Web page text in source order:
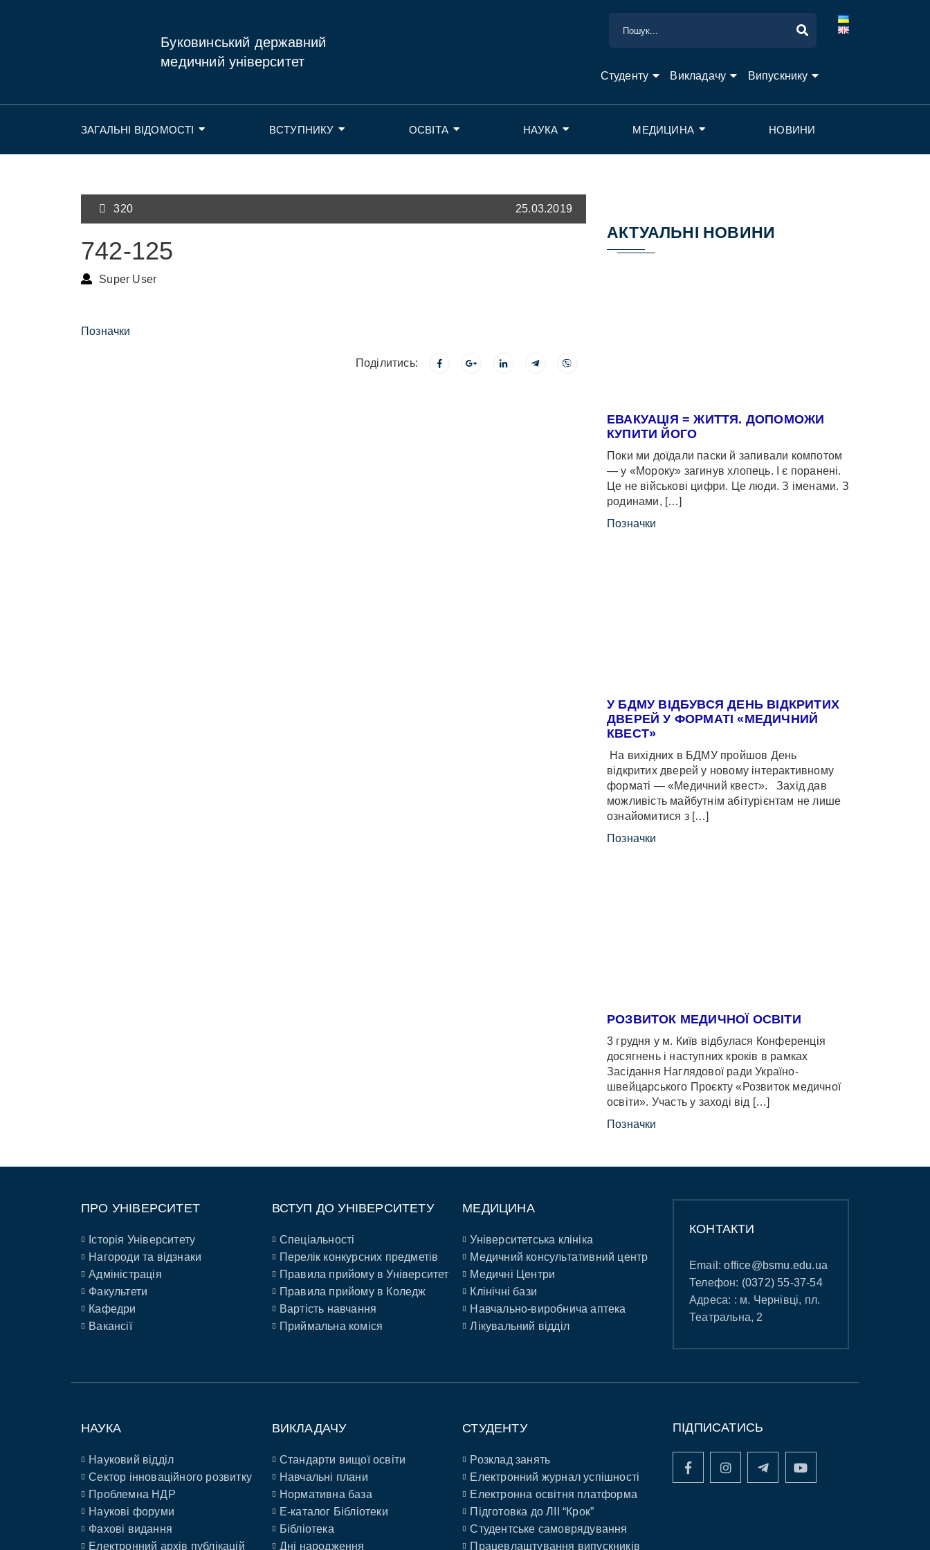
Буковинський державний
медичний університет
Студенту Викладачу Випускнику
ЗАГАЛЬНІ ВІДОМОСТІ ВСТУПНИКУ ОСВІТА НАУКА МЕДИЦИНА НОВИНИ
320 25.03.2019
742-125
Super User
Позначки
Поділитись:
АКТУАЛЬНІ НОВИНИ
ЕВАКУАЦІЯ = ЖИТТЯ. ДОПОМОЖИ
КУПИТИ ЙОГО
Поки ми доїдали паски й запивали компотом
— у «Мороку» загинув хлопець. І є поранені.
Це не військові цифри. Це люди. З іменами. З
родинами, […]
Позначки
У БДМУ ВІДБУВСЯ ДЕНЬ ВІДКРИТИХ
ДВЕРЕЙ У ФОРМАТІ «МЕДИЧНИЙ
КВЕСТ»
На вихідних в БДМУ пройшов День
відкритих дверей у новому інтерактивному
форматі — «Медичний квест». Захід дав
можливість майбутнім абітурієнтам не лише
ознайомитися з […]
Позначки
РОЗВИТОК МЕДИЧНОЇ ОСВІТИ
3 грудня у м. Київ відбулася Конференція
досягнень і наступних кроків в рамках
Засідання Наглядової ради Україно-
швейцарського Проєкту «Розвиток медичної
освіти». Участь у заході від […]
Позначки
ПРО УНІВЕРСИТЕТ
Історія Університету
Нагороди та відзнаки
Адміністрація
Факультети
Кафедри
Вакансії
ВСТУП ДО УНІВЕРСИТЕТУ
Спеціальності
Перелік конкурсних предметів
Правила прийому в Університет
Правила прийому в Коледж
Вартість навчання
Приймальна коміся
МЕДИЦИНА
Університетська клініка
Медичний консультативний центр
Медичні Центри
Клінічні бази
Навчально-виробнича аптека
Лікувальний відділ
КОНТАКТИ
Email:office@bsmu.edu.ua
Телефон: (0372) 55-37-54
Адреса: : м. Чернівці, пл.
Театральна, 2
НАУКА
Науковий відділ
Сектор інноваційного розвитку
Проблемна НДР
Наукові форуми
Фахові видання
Електронний архів публікацій
ВИКЛАДАЧУ
Стандарти вищої освіти
Навчальні плани
Нормативна база
E-каталог Бібліотеки
Бібліотека
Дні народження
СТУДЕНТУ
Розклад занять
Електронний журнал успішності
Електронна освітня платформа
Підготовка до ЛІІ “Крок”
Студентське самоврядування
Працевлаштування випускників
ПІДПИСАТИСЬ